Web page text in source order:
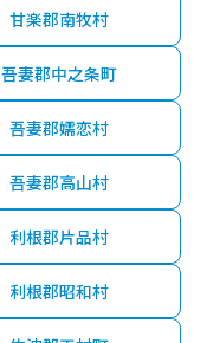
甘楽郡南牧村
吾妻郡中之条町
吾妻郡嬬恋村
吾妻郡高山村
利根郡片品村
利根郡昭和村